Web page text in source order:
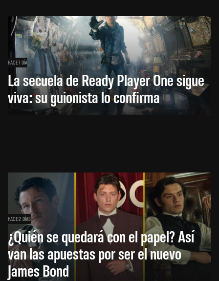
HACE 1 DÍA
La secuela de Ready Player One sigue
viva: su guionista lo confirma
HACE 2 DÍAS
¿Quién se quedará con el papel? Así
van las apuestas por ser el nuevo
James Bond